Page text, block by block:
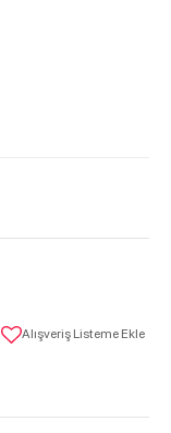
Alışveriş Listeme Ekle